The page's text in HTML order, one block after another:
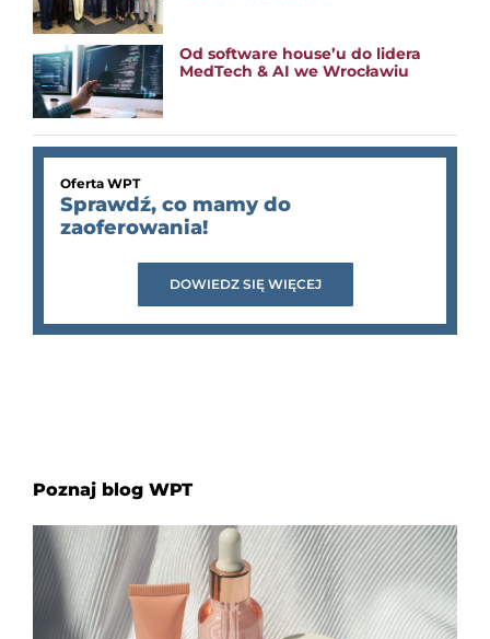
Od software house’u do lidera
MedTech & AI we Wrocławiu
Oferta WPT
Sprawdź, co mamy do
zaoferowania!
DOWIEDZ SIĘ WIĘCEJ
Poznaj blog WPT